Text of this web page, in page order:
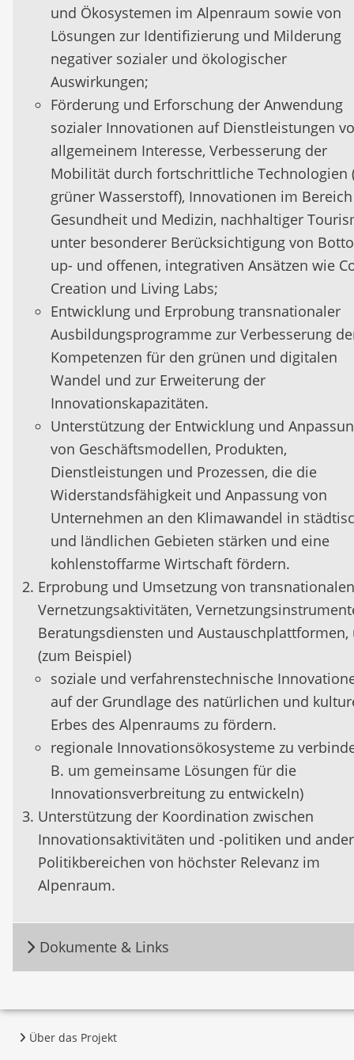
und Ökosystemen im Alpenraum sowie von
Lösungen zur Identifizierung und Milderung
negativer sozialer und ökologischer
Auswirkungen;
Förderung und Erforschung der Anwendung
sozialer Innovationen auf Dienstleistungen
allgemeinem Interesse, Verbesserung der
Mobilität durch fortschrittliche Technologien
grüner Wasserstoff), Innovationen im Bereich
Gesundheit und Medizin, nachhaltiger
unter besonderer Berücksichtigung von
up- und offenen, integrativen Ansätzen wie
Creation und Living Labs;
Entwicklung und Erprobung transnationaler
Ausbildungsprogramme zur Verbesserung
Kompetenzen für den grünen und digitalen
Wandel und zur Erweiterung der
Innovationskapazitäten.
Unterstützung der Entwicklung und
von Geschäftsmodellen, Produkten,
Dienstleistungen und Prozessen, die die
Widerstandsfähigkeit und Anpassung von
Unternehmen an den Klimawandel in
und ländlichen Gebieten stärken und eine
kohlenstoffarme Wirtschaft fördern.
Erprobung und Umsetzung von transnationalen
Vernetzungsaktivitäten,
Beratungsdiensten und Austauschplattformen,
(zum Beispiel)
soziale und verfahrenstechnische
auf der Grundlage des natürlichen und
Erbes des Alpenraums zu fördern.
regionale Innovationsökosysteme zu
B. um gemeinsame Lösungen für die
Innovationsverbreitung zu entwickeln)
Unterstützung der Koordination zwischen
Innovationsaktivitäten und -politiken und
Politikbereichen von höchster Relevanz im
Alpenraum.
Dokumente & Links
Über das Projekt